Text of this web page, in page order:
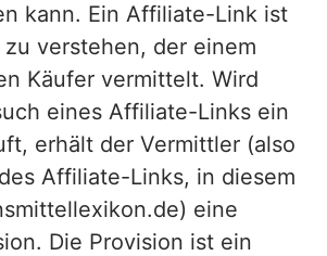
kann. Ein Affiliate-Link ist
verstehen, der einem
Käufer vermittelt. Wird
eines Affiliate-Links ein
erhält der Vermittler (also
Affiliate-Links, in diesem
eine
Die Provision ist ein